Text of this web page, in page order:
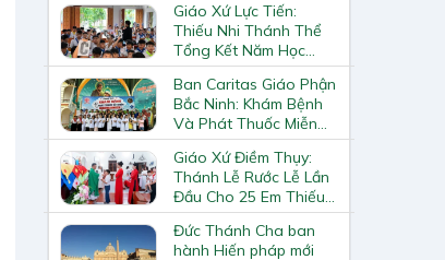
Giáo Xứ Lực Tiến:
Thiếu Nhi Thánh Thể
Tổng Kết Năm Học
Giáo Lý
Ban Caritas Giáo Phận
Bắc Ninh: Khám Bệnh
Và Phát Thuốc Miễn
Phí Tại Giáo Xứ Đồng
Chương
Giáo Xứ Điềm Thụy:
Thánh Lễ Rước Lễ Lần
Đầu Cho 25 Em Thiếu
Nhi
Đức Thánh Cha ban
hành Hiến pháp mới